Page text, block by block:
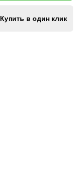
Купить в один клик